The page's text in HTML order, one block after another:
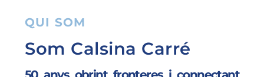
QUI SOM
Som Calsina Carré